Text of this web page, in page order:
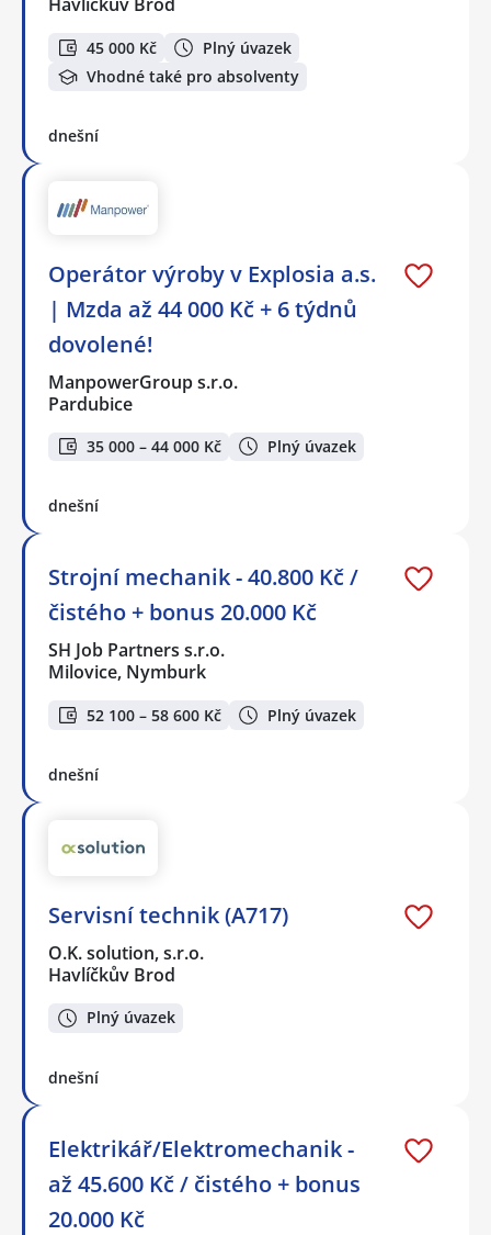
45 000 Kč
Plný úvazek
Vhodné také pro absolventy
dnešní
Operátor výroby v Explosia a.s.
| Mzda až 44 000 Kč + 6 týdnů
dovolené!
ManpowerGroup s.r.o.
Pardubice
35 000 – 44 000 Kč Plný úvazek
dnešní
Strojní mechanik - 40.800 Kč /
čistého + bonus 20.000 Kč
SH Job Partners s.r.o.
Milovice, Nymburk
52 100 – 58 600 Kč Plný úvazek
dnešní
Servisní technik (A717)
O.K. solution, s.r.o.
Havlíčkův Brod
Plný úvazek
dnešní
Elektrikář/Elektromechanik -
až 45.600 Kč / čistého + bonus
20.000 Kč